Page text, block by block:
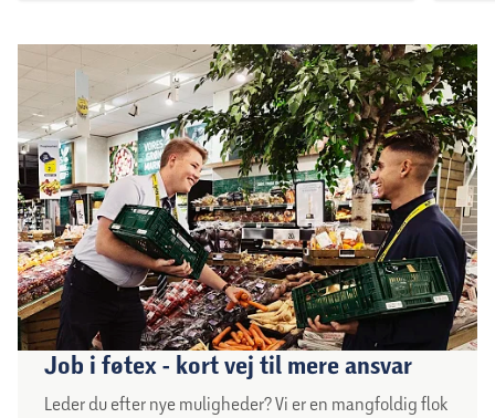
Job i føtex - kort vej til mere ansvar
Leder du efter nye muligheder? Vi er en mangfoldig flok